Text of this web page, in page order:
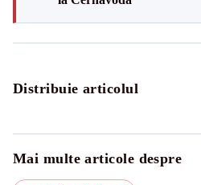
Distribuie articolul
Mai multe articole despre